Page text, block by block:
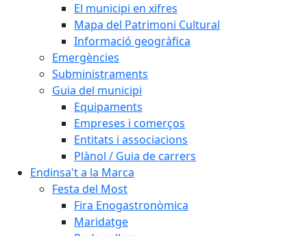
El municipi en xifres
Mapa del Patrimoni Cultural
Informació geogràfica
Emergències
Subministraments
Guia del municipi
Equipaments
Empreses i comerços
Entitats i associacions
Plànol / Guia de carrers
Endinsa't a la Marca
Festa del Most
Fira Enogastronòmica
Maridatge